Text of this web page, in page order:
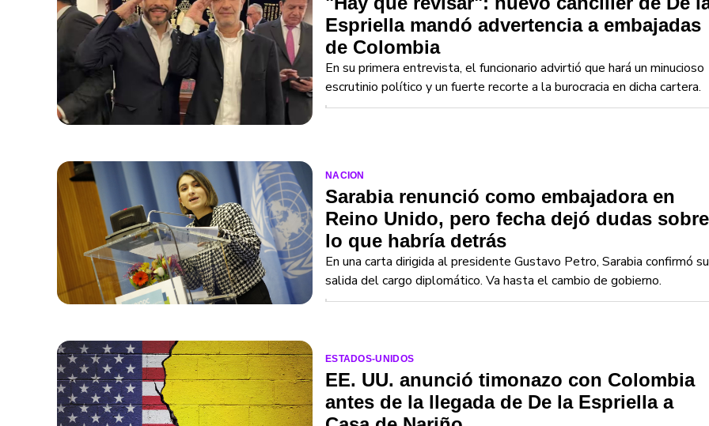
Espriella mandó advertencia a embajadas
de Colombia
En su primera entrevista, el funcionario advirtió que hará un minucioso
escrutinio político y un fuerte recorte a la burocracia en dicha cartera.
NACION
Sarabia renunció como embajadora en
Reino Unido, pero fecha dejó dudas sobre
lo que habría detrás
En una carta dirigida al presidente Gustavo Petro, Sarabia confirmó su
salida del cargo diplomático. Va hasta el cambio de gobierno.
ESTADOS-UNIDOS
EE. UU. anunció timonazo con Colombia
antes de la llegada de De la Espriella a